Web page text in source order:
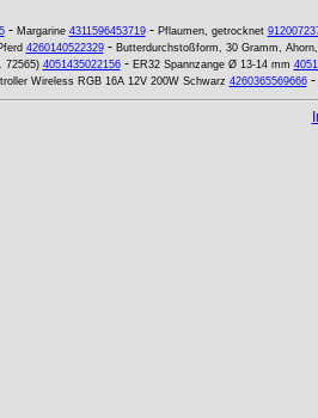
- Margarine 4311596453719- Pflaumen, getrocknet
4260140522329- Butterdurchstoßform, 30 Gramm,
72565) 4051435022156- ER32 Spannzange Ø 13-14 mm
Wireless RGB 16A 12V 200W Schwarz 4260365569666-